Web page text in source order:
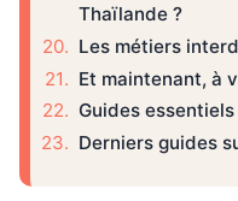
Thaïlande ?
Les métiers
Et maintenant, à
Guides
Derniers guides